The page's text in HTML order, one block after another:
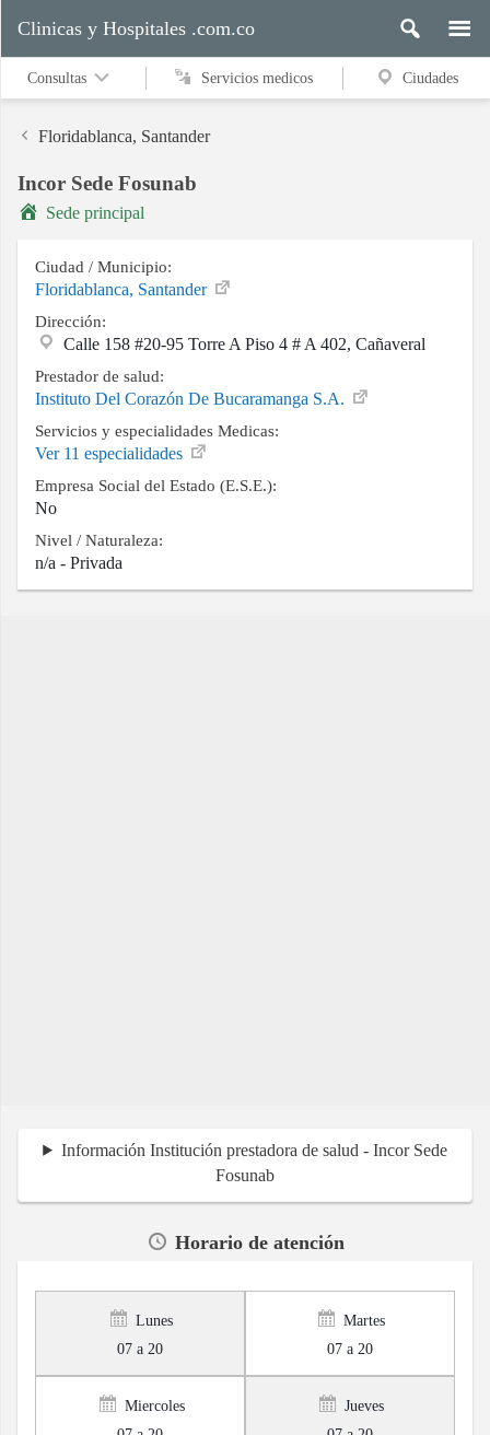
Servicios
medicos
Buscar
Contacto
Clinicas y Hospitales .com.co
Consultas Servicios medicos Ciudades
Floridablanca, Santander
Incor Sede Fosunab
Sede principal
Ciudad / Municipio:
Floridablanca, Santander
Dirección:
Calle 158 #20-95 Torre A Piso 4 # A 402, Cañaveral
Prestador de salud:
Instituto Del Corazón De Bucaramanga S.A.
Servicios y especialidades Medicas:
Ver 11 especialidades
Empresa Social del Estado (E.S.E.):
No
Nivel / Naturaleza:
n/a - Privada
Información Institución prestadora de salud - Incor Sede
Fosunab
Horario de atención
Lunes
07 a 20
Martes
07 a 20
Miercoles
Jueves